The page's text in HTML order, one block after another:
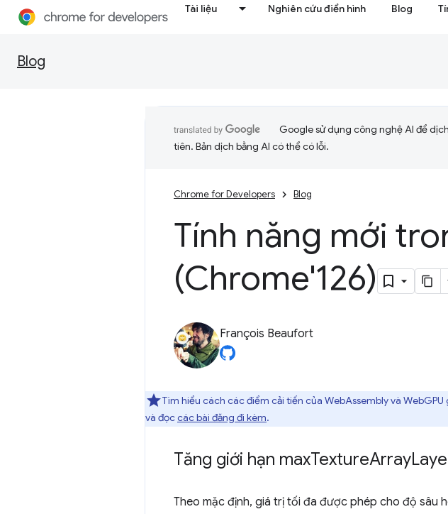
Tài liệu Nghiên cứu điển hình Blog
Blog
Google sử dụng công nghệ AI để
tiên. Bản dịch bằng AI có thể có lỗi.
Chrome for Developers Blog
Tính năng mới
(Chrome'126)
François Beaufort
Tìm hiểu cách các điểm cải tiến của WebAssembly và
và đọccác bài đăng đi kèm.
Tăng giới hạn maxTextureArray
Theo mặc định, giá trị tối đa được phép cho độ sâu